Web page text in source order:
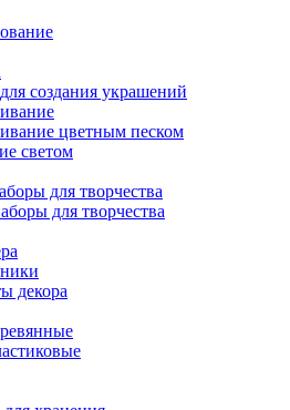
создания украшений
цветным песком
светом
для творчества
для творчества
декора